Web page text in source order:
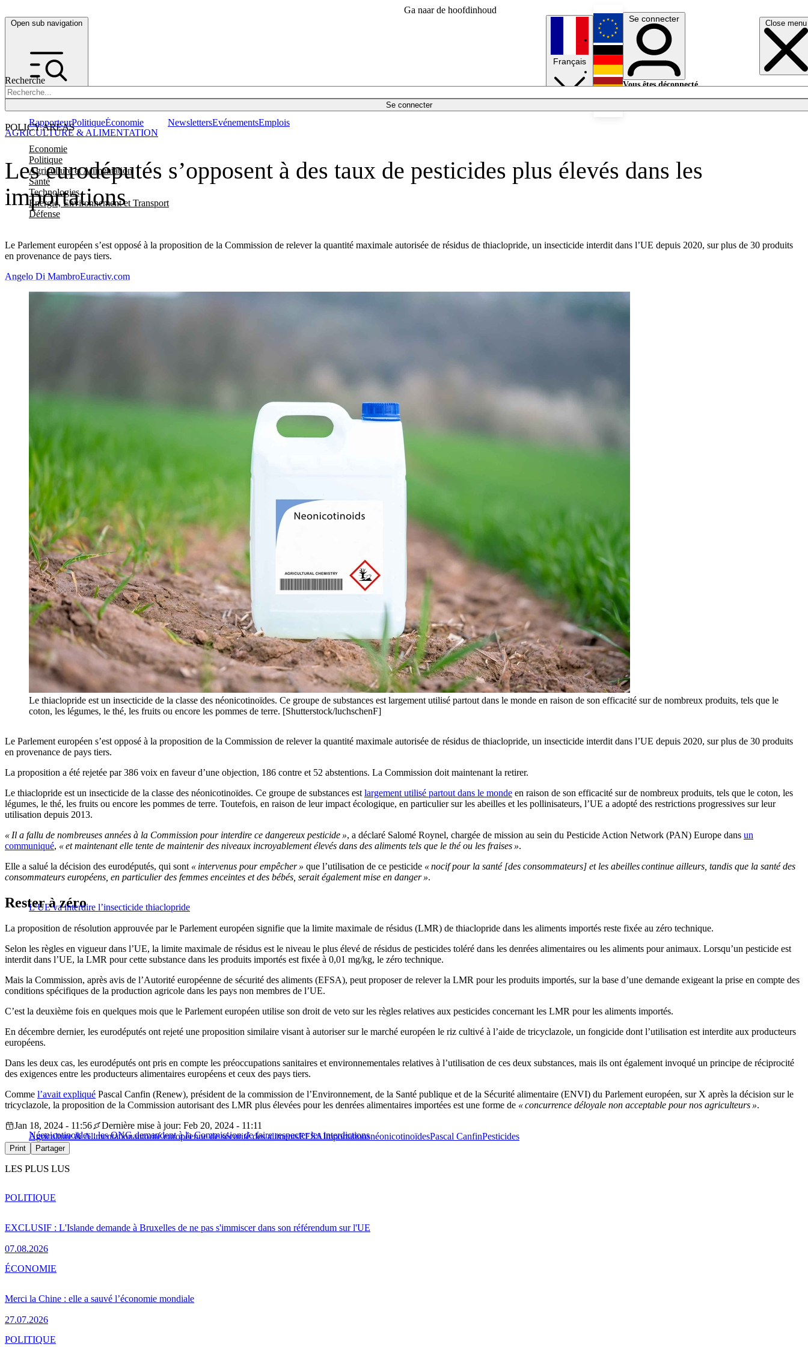
Ga naar de hoofdinhoud
Open sub navigation Close menu
Recherche
Se connecter
POLICY AREAS
Economie
Politique
Agriculture et Alimentation
Santé
Technologies
Energie, Environnement et Transport
Défense
RapporteurPolitiqueÉconomie NewslettersEvénementsEmplois
Français
English
Deutsch
Se connecter
Vous êtes déconnecté.
Les eurodéputés s’opposent à des taux de pesticides plus élevés dans les
importations
Le Parlement européen s’est opposé à la proposition de la Commission de relever la quantité maximale autorisée de résidus de thiaclopride, un insecticide interdit dans l’UE depuis 2020, sur plus de 30 produits
en provenance de pays tiers.
AGRICULTURE & ALIMENTATION
Angelo Di MambroEuractiv.com
Le thiaclopride est un insecticide de la classe des néonicotinoïdes. Ce groupe de substances est largement utilisé partout dans le monde en raison de son efficacité sur de nombreux produits, tels que le
coton, les légumes, le thé, les fruits ou encore les pommes de terre. [Shutterstock/luchschenF]
Le Parlement européen s’est opposé à la proposition de la Commission de relever la quantité maximale autorisée de résidus de thiaclopride, un insecticide interdit dans l’UE depuis 2020, sur plus de 30 produits
en provenance de pays tiers.
La proposition a été rejetée par 386 voix en faveur d’une objection, 186 contre et 52 abstentions. La Commission doit maintenant la retirer.
Le thiaclopride est un insecticide de la classe des néonicotinoïdes. Ce groupe de substances est largement utilisé partout dans le monde en raison de son efficacité sur de nombreux produits, tels que le coton, les
légumes, le thé, les fruits ou encore les pommes de terre. Toutefois, en raison de leur impact écologique, en particulier sur les abeilles et les pollinisateurs, l’UE a adopté des restrictions progressives sur leur
utilisation depuis 2013.
« Il a fallu de nombreuses années à la Commission pour interdire ce dangereux pesticide », a déclaré Salomé Roynel, chargée de mission au sein du Pesticide Action Network (PAN) Europe dans un
communiqué, « et maintenant elle tente de maintenir des niveaux incroyablement élevés dans des aliments tels que le thé ou les fraises ».
Elle a salué la décision des eurodéputés, qui sont « intervenus pour empêcher » que l’utilisation de ce pesticide « nocif pour la santé [des consommateurs] et les abeilles continue ailleurs, tandis que la santé des
consommateurs européens, en particulier des femmes enceintes et des bébés, serait également mise en danger ».
L’UE va interdire l’insecticide thiaclopride
Rester à zéro
La proposition de résolution approuvée par le Parlement européen signifie que la limite maximale de résidus (LMR) de thiaclopride dans les aliments importés reste fixée au zéro technique.
Selon les règles en vigueur dans l’UE, la limite maximale de résidus est le niveau le plus élevé de résidus de pesticides toléré dans les denrées alimentaires ou les aliments pour animaux. Lorsqu’un pesticide est
interdit dans l’UE, la LMR pour cette substance dans les produits importés est fixée à 0,01 mg/kg, le zéro technique.
Mais la Commission, après avis de l’Autorité européenne de sécurité des aliments (EFSA), peut proposer de relever la LMR pour les produits importés, sur la base d’une demande exigeant la prise en compte des
conditions spécifiques de la production agricole dans les pays non membres de l’UE.
C’est la deuxième fois en quelques mois que le Parlement européen utilise son droit de veto sur les règles relatives aux pesticides concernant les LMR pour les aliments importés.
En décembre dernier, les eurodéputés ont rejeté une proposition similaire visant à autoriser sur le marché européen le riz cultivé à l’aide de tricyclazole, un fongicide dont l’utilisation est interdite aux producteurs
européens.
Dans les deux cas, les eurodéputés ont pris en compte les préoccupations sanitaires et environnementales relatives à l’utilisation de ces deux substances, mais ils ont également invoqué un principe de réciprocité
des exigences entre les producteurs alimentaires européens et ceux des pays tiers.
Comme l’avait expliqué Pascal Canfin (Renew), président de la commission de l’Environnement, de la Santé publique et de la Sécurité alimentaire (ENVI) du Parlement européen, sur X après la décision sur le
tricyclazole, la proposition de la Commission autorisant des LMR plus élevées pour les denrées alimentaires importées est une forme de « concurrence déloyale non acceptable pour nos agriculteurs ».
Néonicotinoïdes : les ONG demandent à la Commission de faire respecter les interdictions
Jan 18, 2024 - 11:56
Dernière mise à jour: Feb 20, 2024 - 11:11
Agriculture & Alimentationautorité européenne de sécurité des alimentsEFSAImportationsnéonicotinoïdesPascal CanfinPesticides
Print Partager
LES PLUS LUS
EXCLUSIF : L'Islande demande à Bruxelles de ne pas s'immiscer dans son référendum sur l'UE
07.08.2026
POLITIQUE
Merci la Chine : elle a sauvé l’économie mondiale
27.07.2026
ÉCONOMIE
POLITIQUE